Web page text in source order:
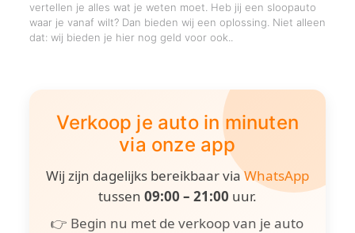
vertellen je alles wat je weten moet. Heb jij een sloopauto
waar je vanaf wilt? Dan bieden wij een oplossing. Niet alleen
dat: wij bieden je hier nog geld voor ook..
Verkoop je auto in minuten
via onze app
Wij zijn dagelijks bereikbaar viaWhatsApp
tussen 09:00 – 21:00 uur.
👉 Begin nu met de verkoop van je auto